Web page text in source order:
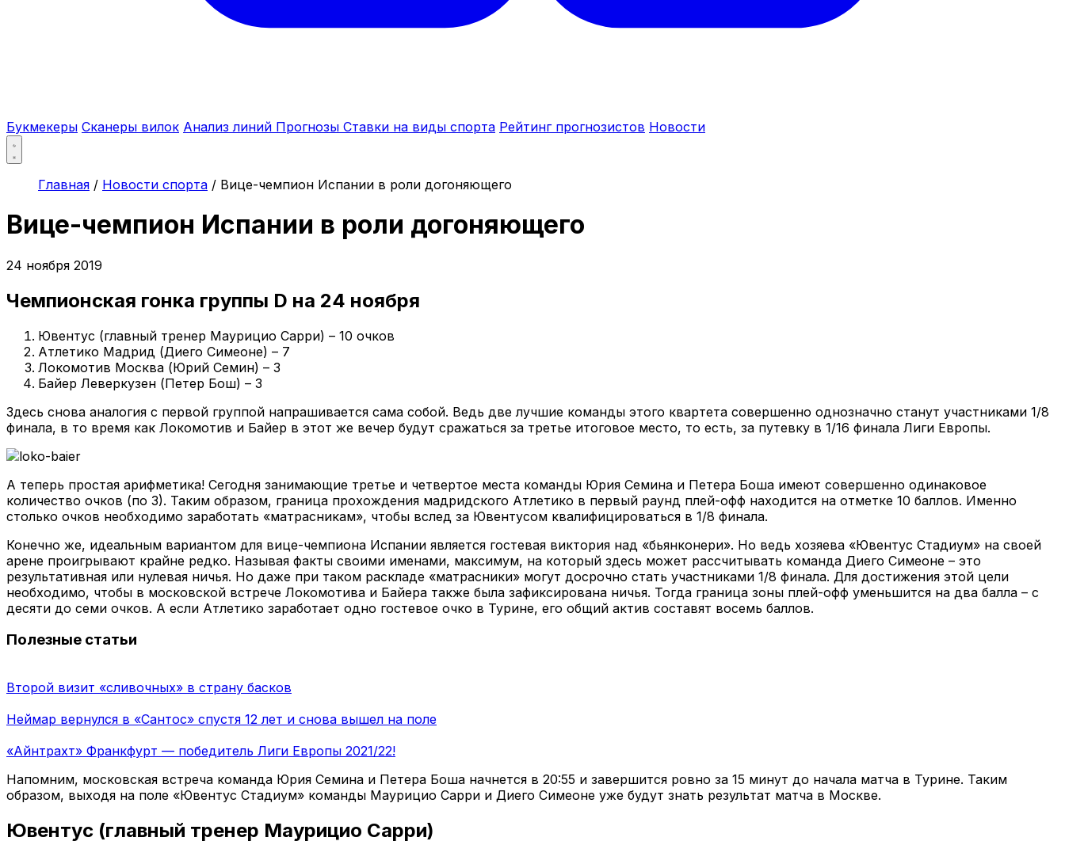
Букмекеры Сканеры вилок Анализ линий Прогнозы Ставки на виды спорта Рейтинг прогнозистов Новости
Главная / Новости спорта / Вице-чемпион Испании в роли догоняющего
Вице-чемпион Испании в роли догоняющего
24 ноября 2019
Чемпионская гонка группы D на 24 ноября
Ювентус (главный тренер Маурицио Сарри) – 10 очков
Атлетико Мадрид (Диего Симеоне) – 7
Локомотив Москва (Юрий Семин) – 3
Байер Леверкузен (Петер Бош) – 3
Здесь снова аналогия с первой группой напрашивается сама собой. Ведь две лучшие команды этого квартета совершенно однозначно станут участниками 1/8
финала, в то время как Локомотив и Байер в этот же вечер будут сражаться за третье итоговое место, то есть, за путевку в 1/16 финала Лиги Европы.
А теперь простая арифметика! Сегодня занимающие третье и четвертое места команды Юрия Семина и Петера Боша имеют совершенно одинаковое
количество очков (по 3). Таким образом, граница прохождения мадридского Атлетико в первый раунд плей-офф находится на отметке 10 баллов. Именно
столько очков необходимо заработать «матрасникам», чтобы вслед за Ювентусом квалифицироваться в 1/8 финала.
Конечно же, идеальным вариантом для вице-чемпиона Испании является гостевая виктория над «бьянконери». Но ведь хозяева «Ювентус Стадиум» на своей
арене проигрывают крайне редко. Называя факты своими именами, максимум, на который здесь может рассчитывать команда Диего Симеоне – это
результативная или нулевая ничья. Но даже при таком раскладе «матрасники» могут досрочно стать участниками 1/8 финала. Для достижения этой цели
необходимо, чтобы в московской встрече Локомотива и Байера также была зафиксирована ничья. Тогда граница зоны плей-офф уменьшится на два балла – с
десяти до семи очков. А если Атлетико заработает одно гостевое очко в Турине, его общий актив составят восемь баллов.
Полезные статьи
Второй визит «сливочных» в страну басков
Неймар вернулся в «Сантос» спустя 12 лет и снова вышел на поле
«Айнтрахт» Франкфурт — победитель Лиги Европы 2021/22!
Напомним, московская встреча команда Юрия Семина и Петера Боша начнется в 20:55 и завершится ровно за 15 минут до начала матча в Турине. Таким
образом, выходя на поле «Ювентус Стадиум» команды Маурицио Сарри и Диего Симеоне уже будут знать результат матча в Москве.
Ювентус (главный тренер Маурицио Сарри)